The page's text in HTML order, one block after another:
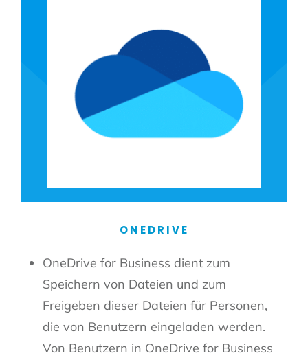
ONEDRIVE
OneDrive for Business dient zum
Speichern von Dateien und zum
Freigeben dieser Dateien für Personen,
die von Benutzern eingeladen werden.
Von Benutzern in OneDrive for Business